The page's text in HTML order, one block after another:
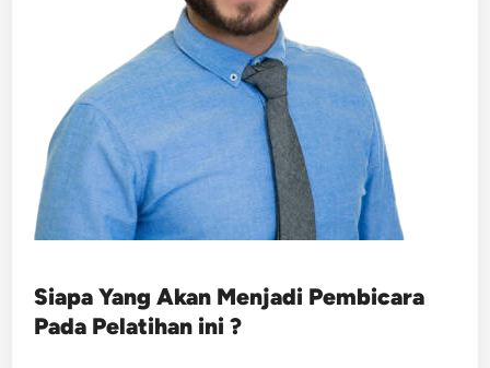
Siapa Yang Akan Menjadi Pembicara
Pada Pelatihan ini ?